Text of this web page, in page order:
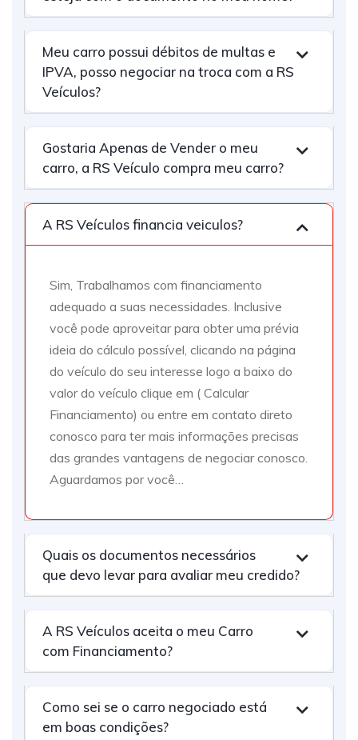
Meu carro possui débitos de multas e
IPVA, posso negociar na troca com a RS
Veículos?
Gostaria Apenas de Vender o meu
carro, a RS Veículo compra meu carro?
A RS Veículos financia veiculos?
Sim, Trabalhamos com financiamento
adequado a suas necessidades. Inclusive
você pode aproveitar para obter uma prévia
ideia do cálculo possível, clicando na página
do veículo do seu interesse logo a baixo do
valor do veículo clique em ( Calcular
Financiamento) ou entre em contato direto
conosco para ter mais informações precisas
das grandes vantagens de negociar conosco.
Aguardamos por você…
Quais os documentos necessários
que devo levar para avaliar meu credido?
A RS Veículos aceita o meu Carro
com Financiamento?
Como sei se o carro negociado está
em boas condições?